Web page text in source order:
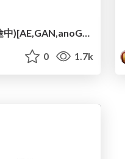
生成モデルと異常検知(途中)[AE,GAN,anoGAN,Ganomaly]
0 1.7k